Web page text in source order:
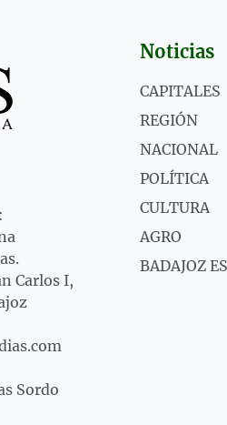
Carlos I,
Sordo
Noticias
CAPITALES
REGIÓN
NACIONAL
POLÍTICA
CULTURA
AGRO
BADAJOZ